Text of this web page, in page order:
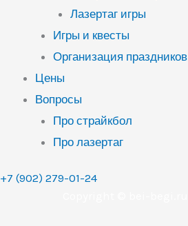
Лазертаг игры
Игры и квесты
Организация праздников
Цены
Вопросы
Про страйкбол
Про лазертаг
+7 (902) 279-01-24